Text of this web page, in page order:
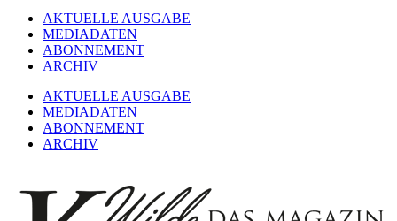
AKTUELLE AUSGABE
MEDIADATEN
ABONNEMENT
ARCHIV
AKTUELLE AUSGABE
MEDIADATEN
ABONNEMENT
ARCHIV